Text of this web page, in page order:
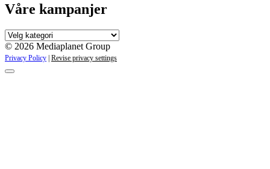
Våre kampanjer
Våre
kampanjer
© 2026 Mediaplanet Group
Privacy Policy | Revise privacy settings